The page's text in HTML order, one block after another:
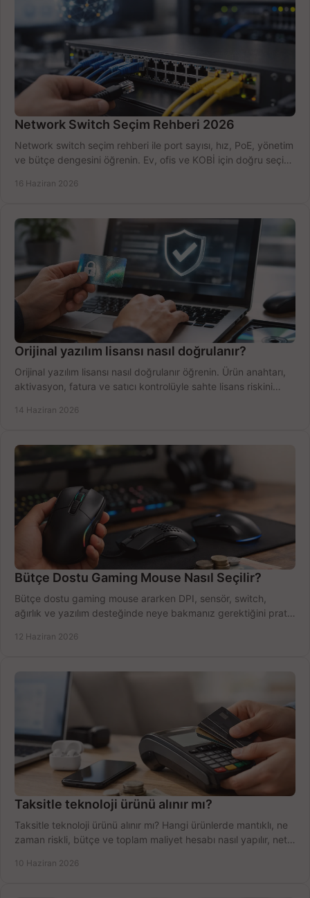
Network Switch Seçim Rehberi 2026
Network switch seçim rehberi ile port sayısı, hız, PoE, yönetim
ve bütçe dengesini öğrenin. Ev, ofis ve KOBİ için doğru seçimi
16 Haziran 2026
Orijinal yazılım lisansı nasıl doğrulanır?
Orijinal yazılım lisansı nasıl doğrulanır öğrenin. Ürün anahtarı,
aktivasyon, fatura ve satıcı kontrolüyle sahte lisans riskini
14 Haziran 2026
Bütçe Dostu Gaming Mouse Nasıl Seçilir?
Bütçe dostu gaming mouse ararken DPI, sensör, switch,
ağırlık ve yazılım desteğinde neye bakmanız gerektiğini pratik
12 Haziran 2026
Taksitle teknoloji ürünü alınır mı?
Taksitle teknoloji ürünü alınır mı? Hangi ürünlerde mantıklı, ne
zaman riskli, bütçe ve toplam maliyet hesabı nasıl yapılır, net
10 Haziran 2026